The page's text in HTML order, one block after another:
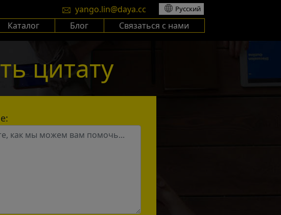
yango.lin@daya.cc Русский
Каталог Блог Связаться с нами
цитату